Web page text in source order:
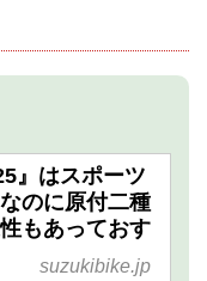
』はスポーツ
のに原付二種
もあっておす
suzukibike.jp